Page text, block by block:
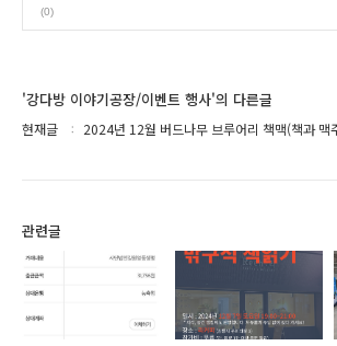
(0)
'강다방 이야기공장/이벤트 행사'의 다른글
현재글 2024년 12월 버드나무 브루어리 책맥(책과 맥
관련글